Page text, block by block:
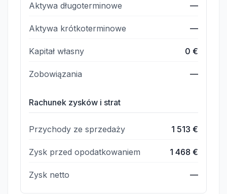
Aktywa długoterminowe —
Aktywa krótkoterminowe —
Kapitał własny 0 €
Zobowiązania —
Rachunek zysków i strat
Przychody ze sprzedaży 1 513 €
Zysk przed opodatkowaniem 1 468 €
Zysk netto —